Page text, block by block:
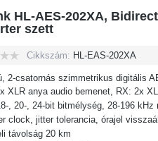
HL-AES-202XA,
szett
Cikkszám: HL-EAS-202XA
2-csatornás szimmetrikus digitális
XLR anya audio bemenet, RX: 2x
, 20-, 24-bit bitmélység, 28-196 kHz
clock, jitter tolerancia, órajel
távolság 20 km